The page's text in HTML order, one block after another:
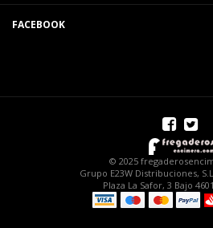
FACEBOOK
© 2025
Grupo E23W Distribuciones,
Plaza La Safor, 3 Bajo